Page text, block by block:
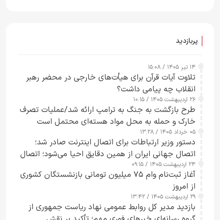
پربازدید
۱۴ تیر ۱۴۰۵ / ۱۵:۰۸
تلاوت آیات قرآن برای هیأت‌های خارجی در محضر رهبر
انقلاب چه پیامی داشت؟
۲۶ اردیبهشت ۱۴۰۵ / ۱۰:۱۵
طرح‌ بازگشت به جنگ به ترامپ ارائه شد/عملیات تصرف
خارک و حمله به محل مواد هسته‌ای محتمل است
۰۵ خرداد ۱۴۰۵ / ۱۳:۲۸
دستور وزیر ارتباطات برای اتصال اینترنت صادر شد؛
اتصال جهانی ایران از همین دقایق احیا می‌شود؛ اتصال
کامل مردم تا ۲۴ ساعت آینده
۲۴ اردیبهشت ۱۴۰۵ / ۰۹:۱۵
آغاز ثبت‌نام وام ۷۵ میلیون تومانی بازنشستگان کشوری
از امروز
۲۹ اردیبهشت ۱۴۰۵ / ۱۳:۴۲
بازدید مدیر کل روابط عمومی نهاد ریاست جمهوری از